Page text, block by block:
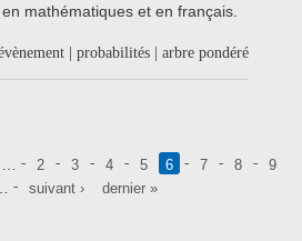
mathématiques et en français.
| probabilités | arbre pondéré
2 3 4 5 6 7 8
9
suivant › dernier »